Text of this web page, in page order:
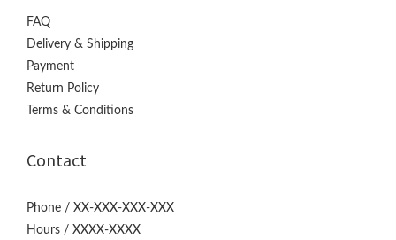
FAQ
Delivery & Shipping
Payment
Return Policy
Terms & Conditions
Contact
Phone / XX-XXX-XXX-XXX
Hours / XXXX-XXXX